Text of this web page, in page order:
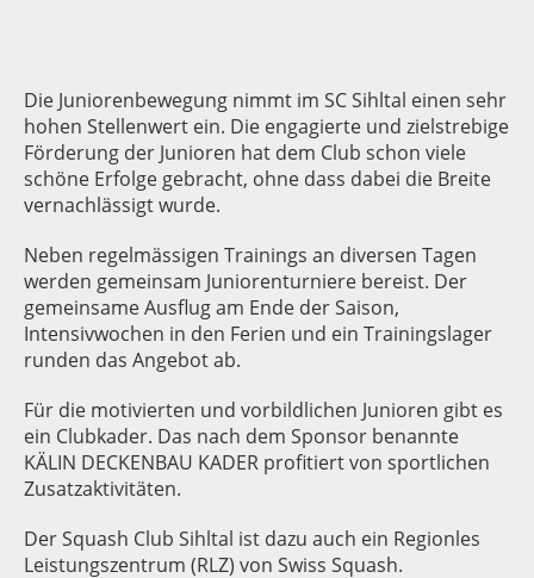
Die Juniorenbewegung nimmt im SC Sihltal einen sehr
hohen Stellenwert ein. Die engagierte und zielstrebige
Förderung der Junioren hat dem Club schon viele
schöne Erfolge gebracht, ohne dass dabei die Breite
vernachlässigt wurde.
Neben regelmässigen Trainings an diversen Tagen
werden gemeinsam Juniorenturniere bereist. Der
gemeinsame Ausflug am Ende der Saison,
Intensivwochen in den Ferien und ein Trainingslager
runden das Angebot ab.
Für die motivierten und vorbildlichen Junioren gibt es
ein Clubkader. Das nach dem Sponsor benannte
KÄLIN DECKENBAU KADER profitiert von sportlichen
Zusatzaktivitäten.
Der Squash Club Sihltal ist dazu auch ein Regionles
Leistungszentrum (RLZ) von Swiss Squash.